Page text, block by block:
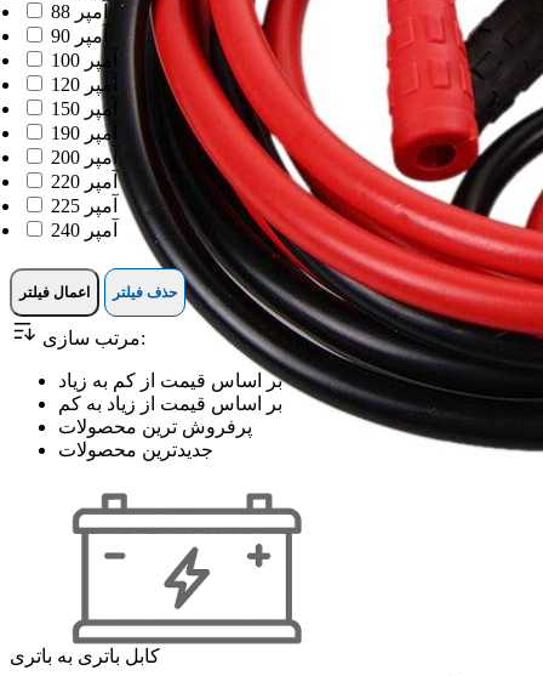
کابل باتری به باتری
88 آمپر
90 آمپر
100 آمپر
120 آمپر
150 آمپر
190 آمپر
200 آمپر
220 آمپر
225 آمپر
240 آمپر
اعمال فیلتر حذف فیلتر
مرتب سازی:
بر اساس قیمت از کم به زیاد
بر اساس قیمت از زیاد به کم
پرفروش ترین محصولات
جدیدترین محصولات